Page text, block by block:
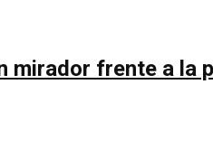
mirador frente a la